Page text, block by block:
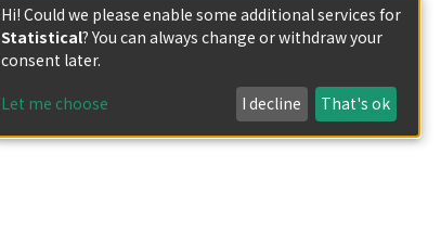
Hi! Could we please enable some additional services for
Statistical? You can always change or withdraw your
consent later.
Let me choose I decline That's ok